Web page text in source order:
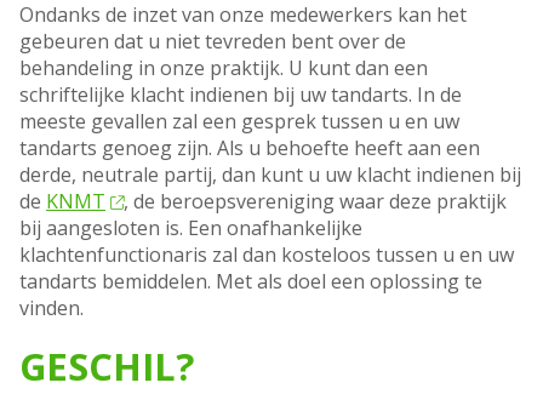
Ondanks de inzet van onze medewerkers kan het
gebeuren dat u niet tevreden bent over de
behandeling in onze praktijk. U kunt dan een
schriftelijke klacht indienen bij uw tandarts. In de
meeste gevallen zal een gesprek tussen u en uw
tandarts genoeg zijn. Als u behoefte heeft aan een
derde, neutrale partij, dan kunt u uw klacht indienen bij
de KNMT
, de beroepsvereniging waar deze praktijk
bij aangesloten is. Een onafhankelijke
klachtenfunctionaris zal dan kosteloos tussen u en uw
tandarts bemiddelen. Met als doel een oplossing te
vinden.
GESCHIL?